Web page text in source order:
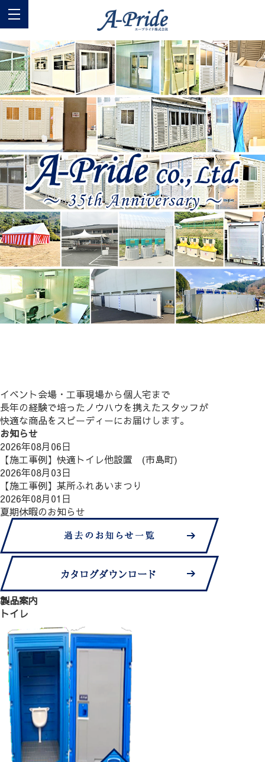
イベント会場・工事現場から個人宅まで
長年の経験で培ったノウハウを携えたスタッフが
快適な商品をスピーディーにお届けします。
お知らせ
2026年08月06日
【施工事例】快適トイレ他設置 (市島町)
2026年08月03日
【施工事例】某所ふれあいまつり
2026年08月01日
夏期休暇のお知らせ
製品案内
トイレ